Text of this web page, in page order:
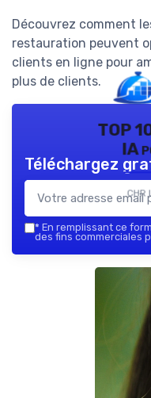
Découvrez comment
restauration peuvent
clients en ligne pour
plus de clients.
TOP
IA
CHR
Téléchargez
* En remplissant ce
des fins commerciales